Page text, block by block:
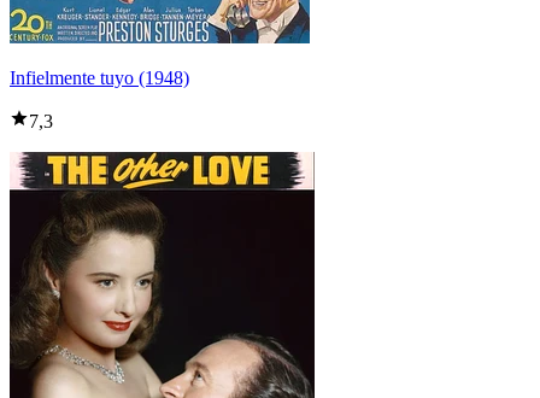
Infielmente tuyo (1948)
7,3